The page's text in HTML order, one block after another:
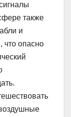
также
и
что опасно